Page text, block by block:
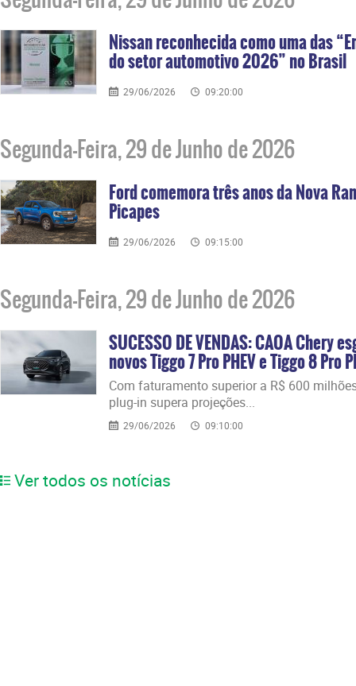
Nissan reconhecida como uma das
do setor automotivo 2026” no Brasil
29/06/2026 09:20:00
Segunda-Feira, 29 de Junho de 2026
Ford comemora três anos da Nova
Picapes
29/06/2026 09:15:00
Segunda-Feira, 29 de Junho de 2026
SUCESSO DE VENDAS: CAOA Chery
novos Tiggo 7 Pro PHEV e Tiggo 8 Pro
​Com faturamento superior a R$ 600
plug-in supera projeções...
29/06/2026 09:10:00
Ver todos os notícias